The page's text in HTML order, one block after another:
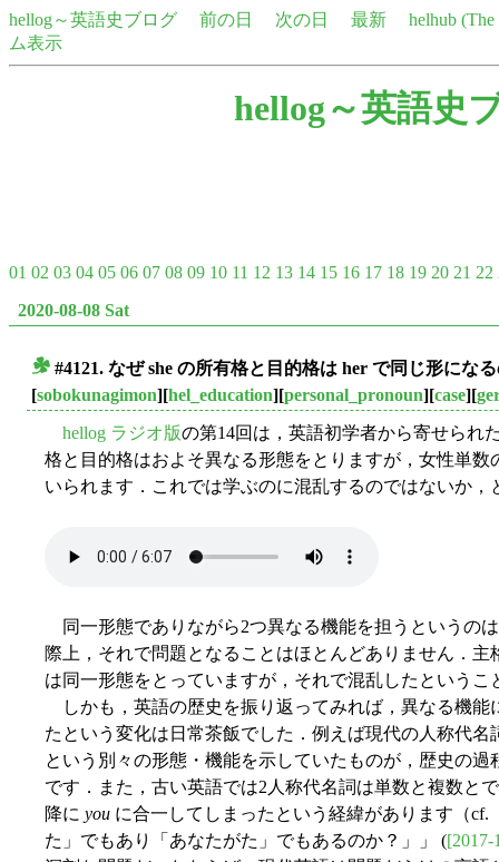
hellog～英語史ブログ 前の日 次の日 最新
helhub
ム表示
hellog～英語史
01 02 03 04 05 06 07 08 09 10 11 12 13 14 15 16 17 18 19 20 21 22
2020-08-08 Sat
#4121. なぜ she の所有格と目的格は her で同じ形にな
[sobokunagimon][hel_education][personal_pronoun][case][
hellog ラジオ版の第14回は，英語初学者から寄せられ
格と目的格はおよそ異なる形態をとりますが，女性単数
いられます．これでは学ぶのに混乱するのではないか，
同一形態でありながら2つ異なる機能を担うというの
際上，それで問題となることはほとんどありません．
は同一形態をとっていますが，それで混乱したというこ
しかも，英語の歴史を振り返ってみれば，異なる機能
たという変化は日常茶飯でした．例えば現代の人称代
という別々の形態・機能を示していたものが，歴史の
です．また，古い英語では2人称代名詞は単数と複数と
降に you に合一してしまったという経緯があります（cf.
た」でもあり「あなたがた」でもあるのか？」」 ([2017-